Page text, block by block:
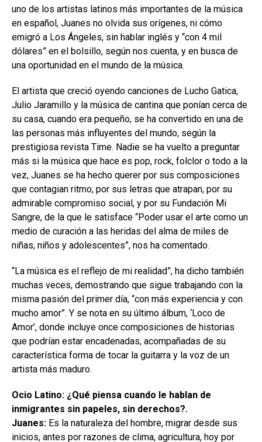
uno de los artistas latinos más importantes de la música
en español, Juanes no olvida sus orígenes, ni cómo
emigró a Los Ángeles, sin hablar inglés y “con 4 mil
dólares” en el bolsillo, según nos cuenta, y en busca de
una oportunidad en el mundo de la música.
El artista que creció oyendo canciones de Lucho Gatica,
Julio Jaramillo y la música de cantina que ponían cerca de
su casa, cuando era pequeño, se ha convertido en una de
las personas más influyentes del mundo, según la
prestigiosa revista Time. Nadie se ha vuelto a preguntar
más si la música que hace es pop, rock, folclor o todo a la
vez, Juanes se ha hecho querer por sus composiciones
que contagian ritmo, por sus letras que atrapan, por su
admirable compromiso social, y por su Fundación Mi
Sangre, de la que le satisface “Poder usar el arte como un
medio de curación a las heridas del alma de miles de
niñas, niños y adolescentes”, nos ha comentado.
“La música es el reflejo de mi realidad”, ha dicho también
muchas veces, demostrando que sigue trabajando con la
misma pasión del primer día, “con más experiencia y con
mucho amor”. Y se nota en su último álbum, ‘Loco de
Amor’, donde incluye once composiciones de historias
que podrían estar encadenadas, acompañadas de su
característica forma de tocar la guitarra y la voz de un
artista más maduro.
Ocio Latino: ¿Qué piensa cuando le hablan de
inmigrantes sin papeles, sin derechos?.
Juanes: Es la naturaleza del hombre, migrar desde sus
inicios, antes por razones de clima, agricultura, hoy por